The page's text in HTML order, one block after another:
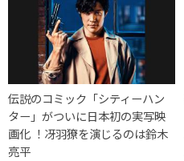
伝説のコミック「シティーハン
ター」がついに日本初の実写映
画化 ！冴羽獠を演じるのは鈴木
亮平